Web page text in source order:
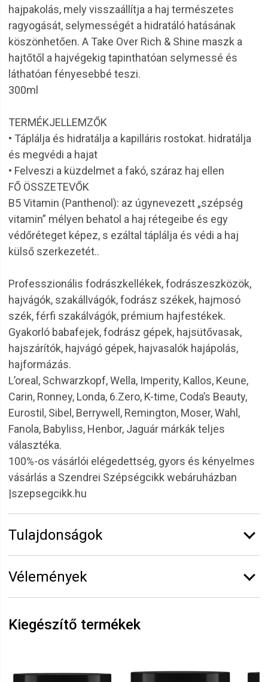
hajpakolás, mely visszaállítja a haj természetes
ragyogását, selymességét a hidratáló hatásának
köszönhetően. A Take Over Rich & Shine maszk a
hajtőtől a hajvégekig tapinthatóan selymessé és
láthatóan fényesebbé teszi.
300ml
TERMÉKJELLEMZŐK
• Táplálja és hidratálja a kapilláris rostokat. hidratálja
és megvédi a hajat
• Felveszi a küzdelmet a fakó, száraz haj ellen
FŐ ÖSSZETEVŐK
B5 Vitamin (Panthenol): az úgynevezett „szépség
vitamin” mélyen behatol a haj rétegeibe és egy
védőréteget képez, s ezáltal táplálja és védi a haj
külső szerkezetét..
Professzionális fodrászkellékek, fodrászeszközök,
hajvágók, szakállvágók, fodrász székek, hajmosó
szék, férfi szakálvágók, prémium hajfestékek.
Gyakorló babafejek, fodrász gépek, hajsütővasak,
hajszárítók, hajvágó gépek, hajvasalók hajápolás,
hajformázás.
L’oreal, Schwarzkopf, Wella, Imperity, Kallos, Keune,
Carin, Ronney, Londa, 6.Zero, K-time, Coda’s Beauty,
Eurostil, Sibel, Berrywell, Remington, Moser, Wahl,
Fanola, Babyliss, Henbor, Jaguár márkák teljes
választéka.
100%-os vásárlói elégedettség, gyors és kényelmes
vásárlás a Szendrei Szépségcikk webáruházban
|szepsegcikk.hu
Tulajdonságok
Kiszerelés:
Termékcsalád:
Take Over
Vélemények
Legyen Tiéd az első!
Kiegészítő termékek